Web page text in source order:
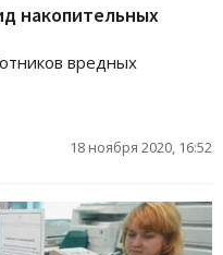
накопительных
вредных
18 ноября 2020, 16:52